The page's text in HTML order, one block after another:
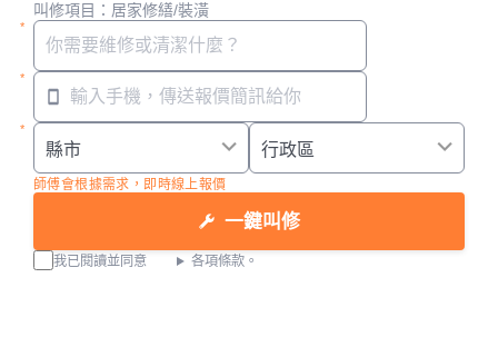
叫修項目：居家修繕/裝潢
師傅會根據需求，即時線上報價
一鍵叫修
我已閱讀並同意 各項條款。